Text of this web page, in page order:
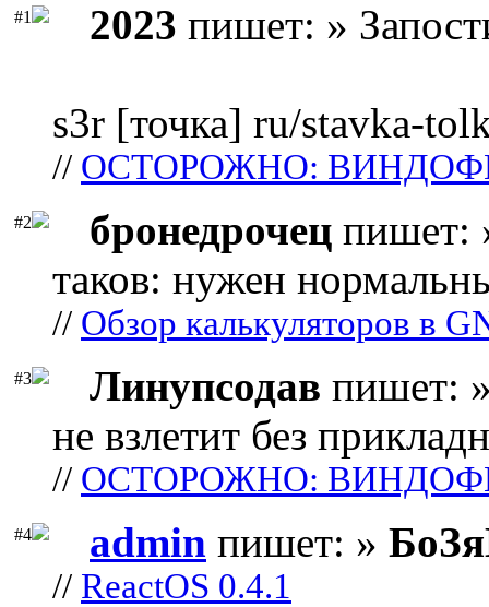
#1 2023 пишет: »
s3r [точка] ru/stavka-
// ОСТОРОЖНО:
#2 бронедрочец пишет:
таков: нужен
// Обзор калькуляторов в
#3 Линупсодав пишет:
не взлетит без
// ОСТОРОЖНО:
#4 admin пишет: »
// ReactOS 0.4.1